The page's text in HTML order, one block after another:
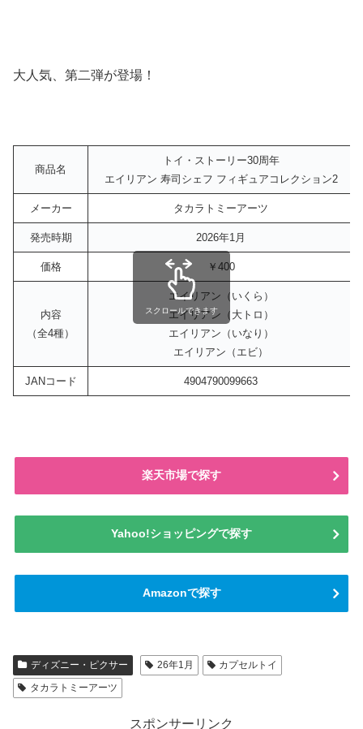
大人気、第二弾が登場！
商品名
トイ・ストーリー30周年
エイリアン 寿司シェフ フィギュアコレクション2
メーカー タカラトミーアーツ
発売時期 2026年1月
価格 ￥400
内容
（全4種）
エイリアン（いくら）
エイリアン（大トロ）
エイリアン（いなり）
エイリアン（エビ）
JANコード 4904790099663
スクロールできます
楽天市場で探す
Yahoo!ショッピングで探す
Amazonで探す
ディズニー・ピクサー 26年1月
カプセルトイ
タカラトミーアーツ
スポンサーリンク